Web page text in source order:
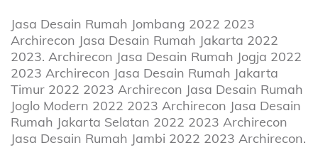
Jasa Desain Rumah Jombang 2022 2023
Archirecon Jasa Desain Rumah Jakarta 2022
2023. Archirecon Jasa Desain Rumah Jogja 2022
2023 Archirecon Jasa Desain Rumah Jakarta
Timur 2022 2023 Archirecon Jasa Desain Rumah
Joglo Modern 2022 2023 Archirecon Jasa Desain
Rumah Jakarta Selatan 2022 2023 Archirecon
Jasa Desain Rumah Jambi 2022 2023 Archirecon.